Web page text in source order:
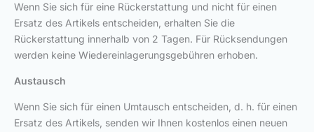
Wenn Sie sich für eine Rückerstattung und nicht für einen
Ersatz des Artikels entscheiden, erhalten Sie die
Rückerstattung innerhalb von 2 Tagen. Für Rücksendungen
werden keine Wiedereinlagerungsgebühren erhoben.
Austausch
Wenn Sie sich für einen Umtausch entscheiden, d. h. für einen
Ersatz des Artikels, senden wir Ihnen kostenlos einen neuen